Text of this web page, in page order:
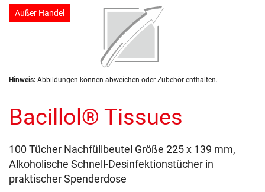
Zum
Ende
Zum
Bildergalerie
springen
Außer Handel
Hinweis: Abbildungen können abweichen oder Zubehör enthalten.
Bacillol® Tissues
100 Tücher Nachfüllbeutel Größe 225 x 139 mm,
Alkoholische Schnell-Desinfektionstücher in
praktischer Spenderdose